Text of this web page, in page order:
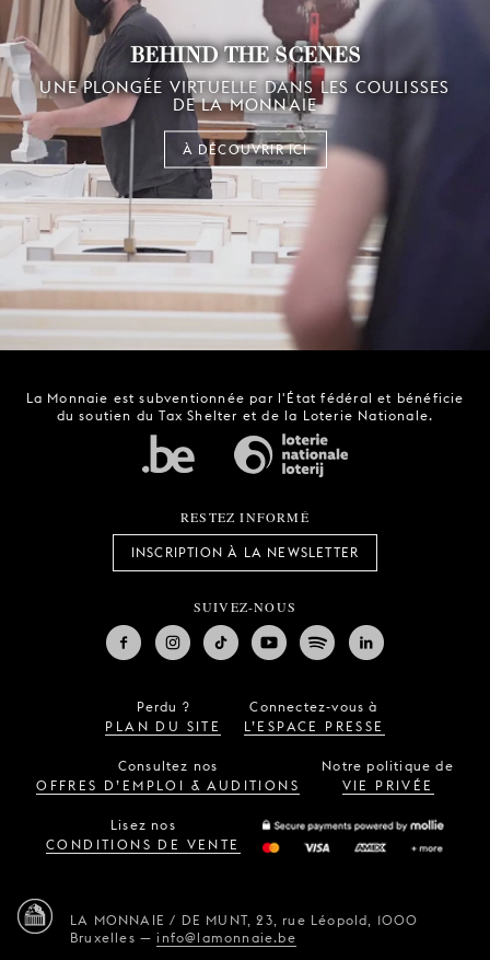
BEHIND THE SCENES
UNE PLONGÉE VIRTUELLE DANS LES COULISSES
DE LA MONNAIE
À DÉCOUVRIR ICI
La Monnaie est subventionnée par l'État fédéral et bénéficie
du soutien du Tax Shelter et de la Loterie Nationale.
RESTEZ INFORMÉ
INSCRIPTION À LA NEWSLETTER
SUIVEZ-NOUS
Perdu ?
PLAN DU SITE
Connectez-vous à
L’ESPACE PRESSE
Consultez nos
OFFRES D’EMPLOI & AUDITIONS
Notre politique de
VIE PRIVÉE
Lisez nos
CONDITIONS DE VENTE
LA MONNAIE / DE MUNT, 23, rue Léopold, 1000
Bruxelles —info@lamonnaie.be